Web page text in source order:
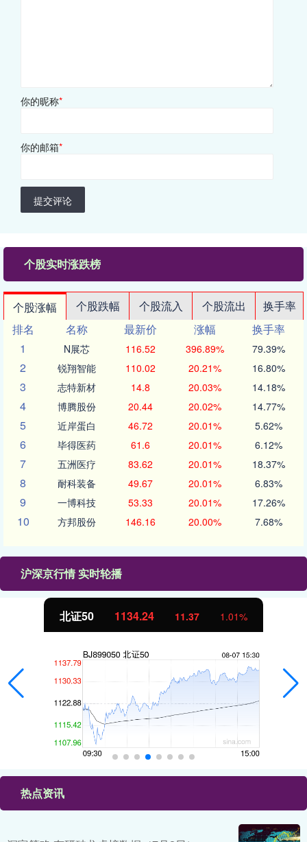
你的昵称*
你的邮箱*
提交评论
个股实时涨跌榜
个股涨幅 个股跌幅 个股流入 个股流出
换手率
排名
名称 最新价 涨幅
换手率
1
N展芯 116.52 396.89% 79.39%
2 锐翔智能 110.02 20.21% 16.80%
3 志特新材 14.8 20.03% 14.18%
4 博腾股份 20.44 20.02% 14.77%
5 近岸蛋白 46.72 20.01% 5.62%
6 毕得医药 61.6 20.01% 6.12%
7 五洲医疗 83.62 20.01% 18.37%
8 耐科装备 49.67 20.01% 6.83%
9 一博科技 53.33 20.01% 17.26%
10 方邦股份 146.16 20.00% 7.68%
沪深京行情 实时轮播
北证50 1134.24 11.37 1.01%
热点资讯